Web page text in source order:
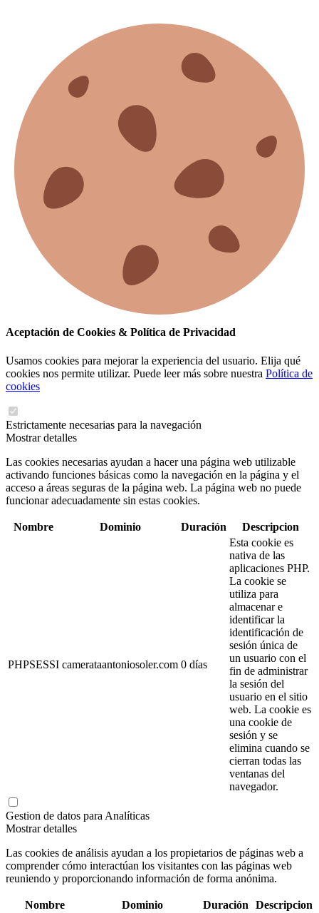
Aceptación de Cookies & Política de Privacidad
Usamos cookies para mejorar la experiencia del usuario. Elija qué
cookies nos permite utilizar. Puede leer más sobre nuestra Política de
cookies
Estrictamente necesarias para la navegación
Mostrar detalles
Las cookies necesarias ayudan a hacer una página web utilizable
activando funciones básicas como la navegación en la página y el
acceso a áreas seguras de la página web. La página web no puede
funcionar adecuadamente sin estas cookies.
Nombre Dominio Duración Descripcion
PHPSESSI camerataantoniosoler.com 0 días
Esta cookie es
nativa de las
aplicaciones PHP.
La cookie se
utiliza para
almacenar e
identificar la
identificación de
sesión única de
un usuario con el
fin de administrar
la sesión del
usuario en el sitio
web. La cookie es
una cookie de
sesión y se
elimina cuando se
cierran todas las
ventanas del
navegador.
Gestion de datos para Analíticas
Mostrar detalles
Las cookies de análisis ayudan a los propietarios de páginas web a
comprender cómo interactúan los visitantes con las páginas web
reuniendo y proporcionando información de forma anónima.
Nombre Dominio Duración Descripcion